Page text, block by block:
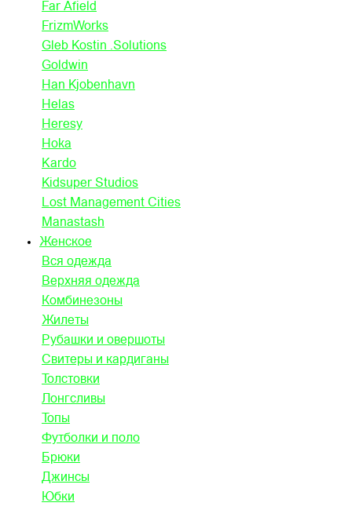
Far Afield
FrizmWorks
Gleb Kostin .Solutions
Goldwin
Han Kjobenhavn
Helas
Heresy
Hoka
Kardo
Kidsuper Studios
Lost Management Cities
Manastash
Женское
Вся одежда
Верхняя одежда
Комбинезоны
Жилеты
Рубашки и овершоты
Свитеры и кардиганы
Толстовки
Лонгсливы
Топы
Футболки и поло
Брюки
Джинсы
Юбки